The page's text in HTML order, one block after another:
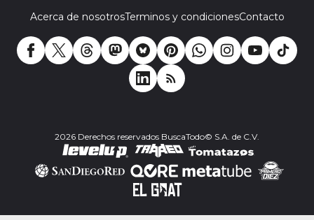
Acerca de nosotrosTerminos y condicionesContacto
2026 Derechos reservados BuscaTodo© S.A. de C.V.